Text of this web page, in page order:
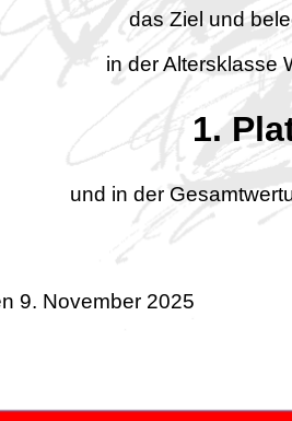
das Ziel und
in der Altersklasse
1.
und in der
9. November 2025